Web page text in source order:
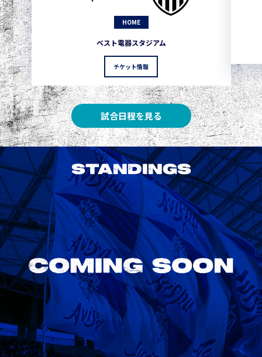
HOME
ベスト電器スタジアム
チケット情報
試合日程を見る
STANDINGS